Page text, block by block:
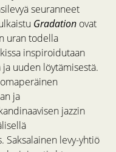
seuranneet
Gradation ovat
uran todella
inspiroidutaan
uuden löytämisestä.
ja
jazzin
Saksalainen levy-yhtiö